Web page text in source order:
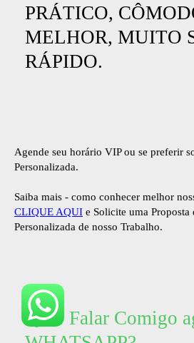
PRÁTICO,
MELHOR, MUITO
RÁPIDO.
Agende seu horário VIP ou se preferir
Personalizada.
Saiba mais - como conhecer melhor
CLIQUE AQUI e Solicite uma Proposta
Personalizada de nosso Trabalho.
Quer Falar Comigo